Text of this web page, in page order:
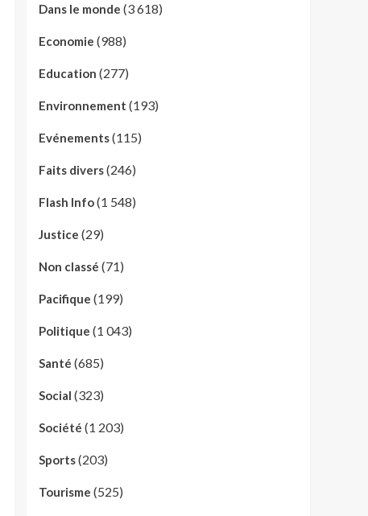
Dans le monde (3 618)
Economie (988)
Education (277)
Environnement (193)
Evénements(115)
Faits divers(246)
Flash Info(1 548)
Justice (29)
Non classé (71)
Pacifique (199)
Politique (1 043)
Santé (685)
Social (323)
Société (1 203)
Sports(203)
Tourisme (525)